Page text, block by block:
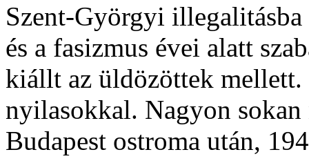
Szent-Györgyi
és a fasizmus évei alatt
kiállt az üldözöttek mellett.
nyilasokkal. Nagyon
Budapest ostroma után,